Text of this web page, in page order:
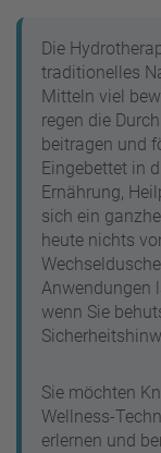
Die
traditionelles
Mitteln viel
regen die
beitragen und
Eingebettet in
Ernährung,
sich ein
heute nichts
Anwendungen
wenn Sie
Sie möchten
Wellness-
erlernen und